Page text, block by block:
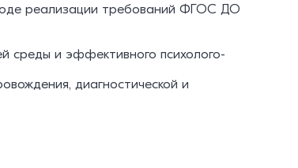
ходе реализации требований ФГОС ДО
среды и эффективного психолого-
диагностической и